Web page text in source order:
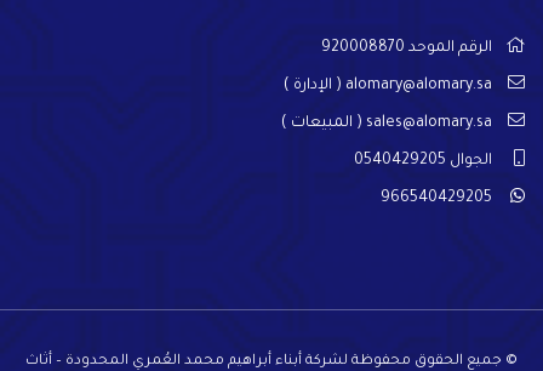
الرقم الموحد 920008870
alomary@alomary.sa ( الإدارة )
sales@alomary.sa ( المبيعات )
الجوال 0540429205
966540429205
© جميع الحقوق محفوظة لشركة أبناء أبراهيم محمد العُمري المحدودة – أثاث